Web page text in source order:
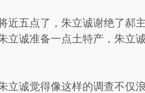
近五点了，朱立诚谢绝了郝
立诚准备一点土特产，朱立
立诚觉得像这样的调查不仅